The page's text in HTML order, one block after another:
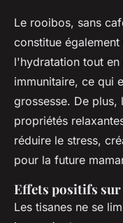
Le rooibos, sans
constitue
l'hydratation tout
immunitaire, ce qui
grossesse. De plus,
propriétés
réduire le stress,
pour la future
Effets positifs
Les tisanes ne se